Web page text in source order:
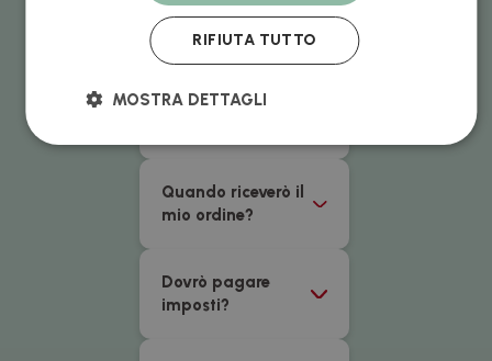
accettati
spese di
Quando riceverò il
mio ordine?
Dovrò pagare
imposti?
RIFIUTA TUTTO
MOSTRA DETTAGLI